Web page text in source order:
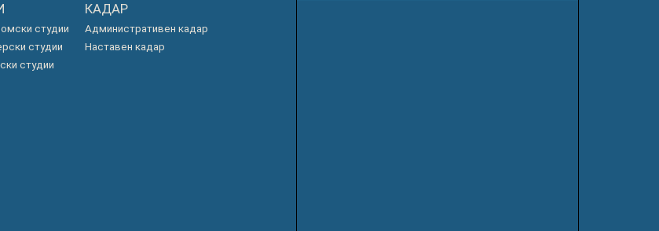
студии
студии
студии
КАДАР
Административен кадар
Наставен кадар